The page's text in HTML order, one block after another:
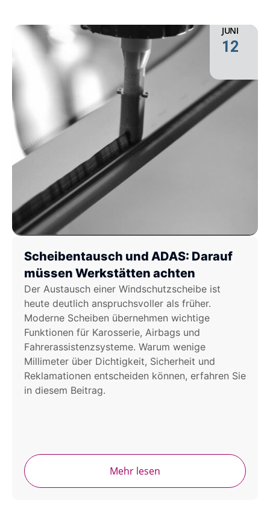
JUNI
12
Scheibentausch und ADAS: Darauf
müssen Werkstätten achten
Der Austausch einer Windschutzscheibe ist
heute deutlich anspruchsvoller als früher.
Moderne Scheiben übernehmen wichtige
Funktionen für Karosserie, Airbags und
Fahrerassistenzsysteme. Warum wenige
Millimeter über Dichtigkeit, Sicherheit und
Reklamationen entscheiden können, erfahren Sie
in diesem Beitrag.
Mehr lesen